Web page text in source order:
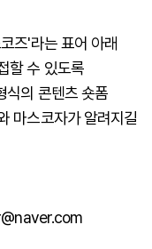
즈'라는 표어 아래
할 수 있도록
식의 콘텐츠 숏폼
마스코자가 알려지길